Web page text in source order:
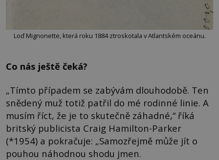
Loď Mignonette, která roku 1884 ztroskotala v Atlantském oceánu.
Co nás ještě čeká?
„Tímto případem se zabývám dlouhodobě. Ten
snědený muž totiž patřil do mé rodinné linie. A
musím říct, že je to skutečně záhadné,“ říká
britský publicista Craig Hamilton-Parker
(*1954) a pokračuje: „Samozřejmě může jít o
pouhou náhodnou shodu jmen.